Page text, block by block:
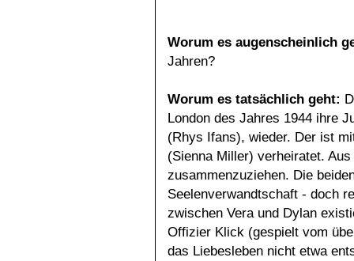
Worum es augenscheinlich
Jahren?
Worum es tatsächlich geht:
London des Jahres 1944 ihre
(Rhys Ifans), wieder. Der ist
(Sienna Miller) verheiratet.
zusammenzuziehen. Die
Seelenverwandtschaft - doch
zwischen Vera und Dylan
Offizier Klick (gespielt vom
das Liebesleben nicht etwa